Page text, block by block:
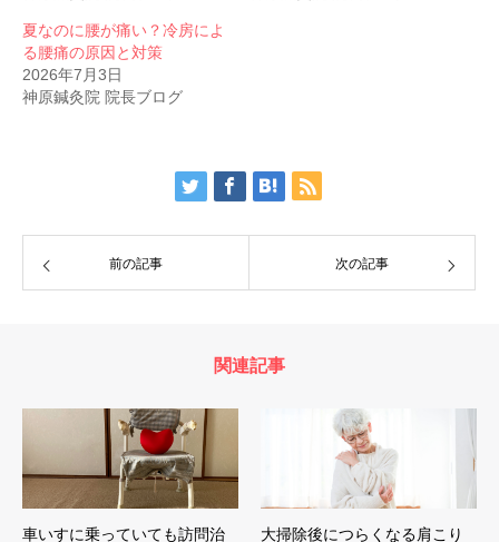
夏なのに腰が痛い？冷房によ
る腰痛の原因と対策
2026年7月3日
神原鍼灸院 院長ブログ
前の記事 次の記事
関連記事
車いすに乗っていても訪問治 大掃除後につらくなる肩こり